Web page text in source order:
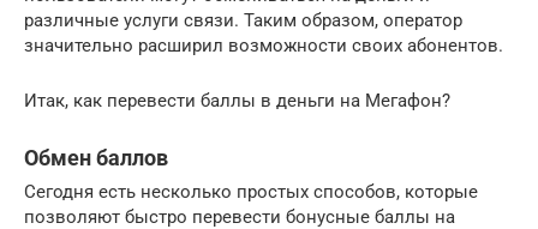
различные услуги связи. Таким образом, оператор
значительно расширил возможности своих абонентов.
Итак, как перевести баллы в деньги на Мегафон?
Обмен баллов
Сегодня есть несколько простых способов, которые
позволяют быстро перевести бонусные баллы на